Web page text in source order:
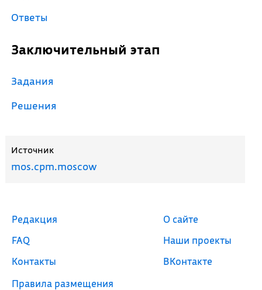
Ответы
Заключительный этап
Задания
Решения
Источник
mos.cpm.moscow
Редакция
FAQ
Контакты
Правила размещения
О сайте
Наши проекты
ВКонтакте